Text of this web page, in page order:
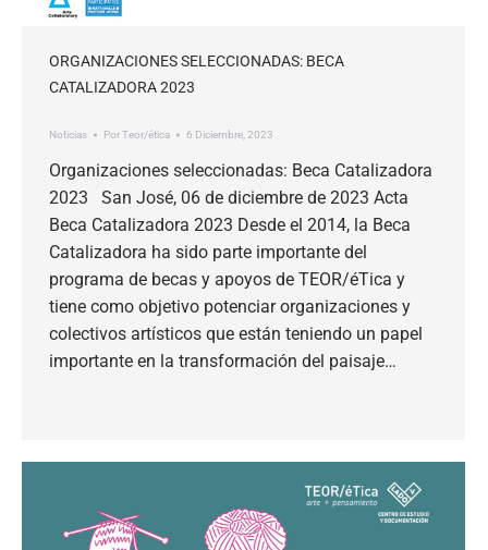
ORGANIZACIONES SELECCIONADAS: BECA
CATALIZADORA 2023
Noticias PorTeor/ética 6 Diciembre, 2023
Organizaciones seleccionadas: Beca Catalizadora
2023 San José, 06 de diciembre de 2023 Acta
Beca Catalizadora 2023 Desde el 2014, la Beca
Catalizadora ha sido parte importante del
programa de becas y apoyos de TEOR/éTica y
tiene como objetivo potenciar organizaciones y
colectivos artísticos que están teniendo un papel
importante en la transformación del paisaje…